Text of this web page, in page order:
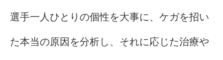
選手一人ひとりの個性を大事に、ケガを招い
た本当の原因を分析し、それに応じた治療や